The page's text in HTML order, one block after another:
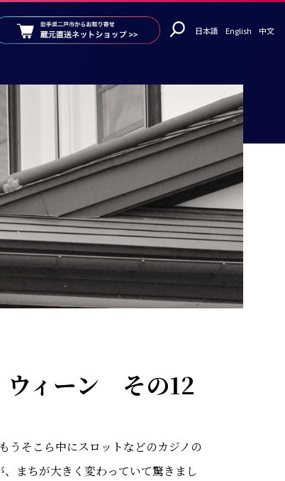
日本語 English 中文
ウィーン その12
うそこら中にスロットなどのカジノの
まちが大きく変わっていて驚きまし